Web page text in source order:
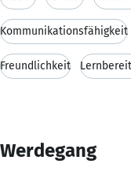
Kommunikationsfähigkeit
Freundlichkeit
Werdegang